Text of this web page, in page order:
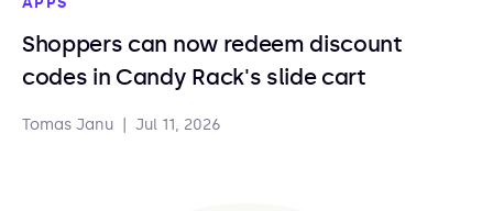
Shoppers can now redeem discount
codes in Candy Rack's slide cart
Tomas Janu Jul 11, 2026